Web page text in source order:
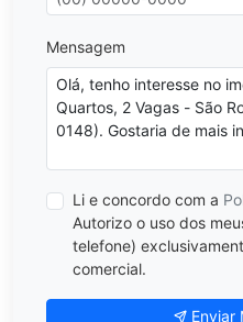
Mensagem
Li e concordo com a
Autorizo o uso dos
telefone)
comercial.
Enviar